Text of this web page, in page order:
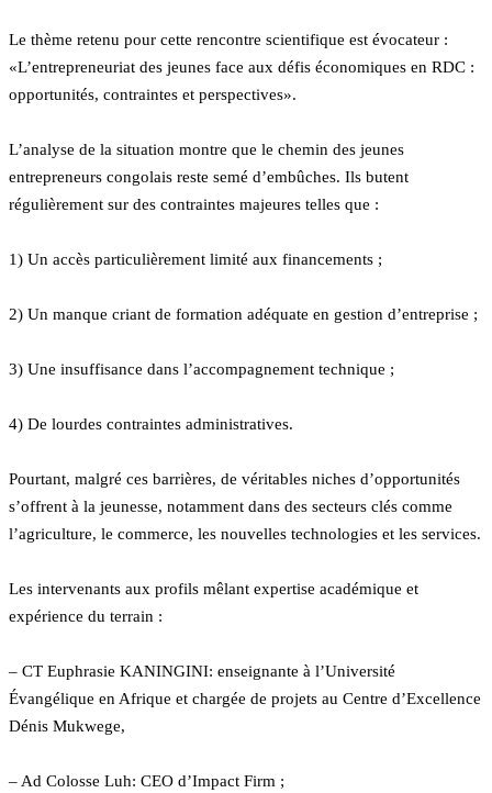
Le thème retenu pour cette rencontre scientifique est évocateur :
«L’entrepreneuriat des jeunes face aux défis économiques en RDC :
opportunités, contraintes et perspectives».
L’analyse de la situation montre que le chemin des jeunes
entrepreneurs congolais reste semé d’embûches. Ils butent
régulièrement sur des contraintes majeures telles que :
1) Un accès particulièrement limité aux financements ;
2) Un manque criant de formation adéquate en gestion d’entreprise ;
3) Une insuffisance dans l’accompagnement technique ;
4) De lourdes contraintes administratives.
Pourtant, malgré ces barrières, de véritables niches d’opportunités
s’offrent à la jeunesse, notamment dans des secteurs clés comme
l’agriculture, le commerce, les nouvelles technologies et les services.
Les intervenants aux profils mêlant expertise académique et
expérience du terrain :
– CT Euphrasie KANINGINI: enseignante à l’Université
Évangélique en Afrique et chargée de projets au Centre d’Excellence
Dénis Mukwege,
– Ad Colosse Luh: CEO d’Impact Firm ;